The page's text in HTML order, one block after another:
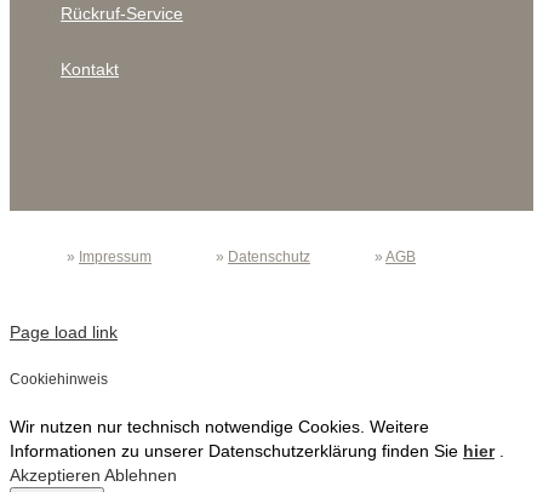
Rückruf-Service
Kontakt
» Impressum » Datenschutz » AGB
Page load link
Cookiehinweis
Wir nutzen nur technisch notwendige Cookies. Weitere
Informationen zu unserer Datenschutzerklärung finden Sie hier
Akzeptieren Ablehnen